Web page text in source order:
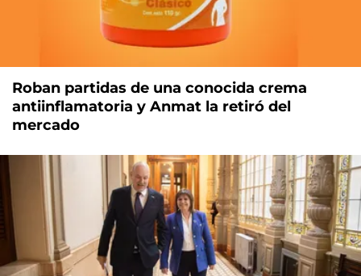
Roban partidas de una conocida crema
antiinflamatoria y Anmat la retiró del
mercado